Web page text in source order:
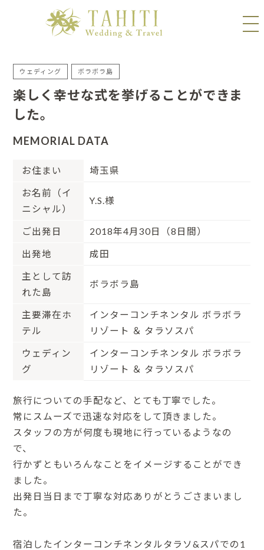
ウェディング ボラボラ島
楽しく幸せな式を挙げることができま
した。
MEMORIAL DATA
お住まい 埼玉県
お名前（イ
ニシャル）
Y.S.様
ご出発日 2018年4月30日（8日間）
出発地 成田
主として訪
れた島
ボラボラ島
主要滞在ホ
テル
インターコンチネンタル ボラボラ
リゾート ＆ タラソスパ
ウェディン
グ
インターコンチネンタル ボラボラ
リゾート ＆ タラソスパ
旅行についての手配など、とても丁寧でした。
常にスムーズで迅速な対応をして頂きました。
スタッフの方が何度も現地に行っているようなの
で、
行かずともいろんなことをイメージすることができ
ました。
出発日当日まで丁寧な対応ありがとうごさまいまし
た。
宿泊したインターコンチネンタルタラソ&スパでの1